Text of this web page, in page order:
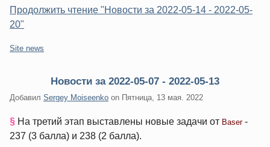
Продолжить чтение "Новости за 2022-05-14 - 2022-05-
20"
Категории:
Site news
Новости за 2022-05-07 - 2022-05-13
Добавил Sergey Moiseenko on Пятница, 13 мая. 2022
§ На третий этап выставлены новые задачи от Baser-
237 (3 балла) и 238 (2 балла).